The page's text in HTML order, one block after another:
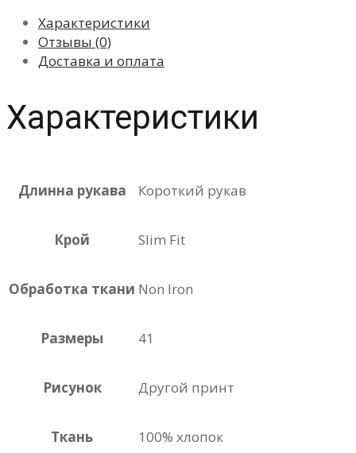
Характеристики
Отзывы (0)
Доставка и оплата
Характеристики
Длинна рукава Короткий рукав
Крой Slim Fit
Обработка ткани Non Iron
Размеры 41
Рисунок Другой принт
Ткань 100% хлопок